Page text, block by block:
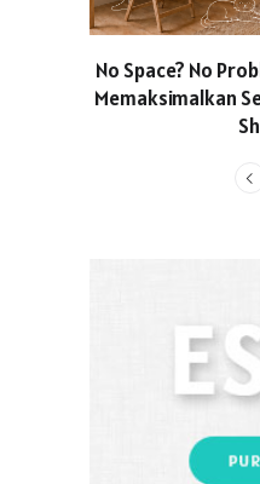
No Space? No
Memaksimalkan